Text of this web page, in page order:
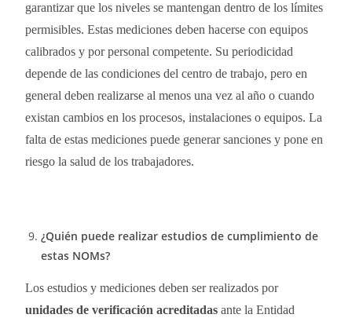
garantizar que los niveles se mantengan dentro de los límites
permisibles. Estas mediciones deben hacerse con equipos
calibrados y por personal competente. Su periodicidad
depende de las condiciones del centro de trabajo, pero en
general deben realizarse al menos una vez al año o cuando
existan cambios en los procesos, instalaciones o equipos. La
falta de estas mediciones puede generar sanciones y pone en
riesgo la salud de los trabajadores.
¿Quién puede realizar estudios de cumplimiento de
estas NOMs?
Los estudios y mediciones deben ser realizados por
unidades de verificación acreditadas ante la Entidad